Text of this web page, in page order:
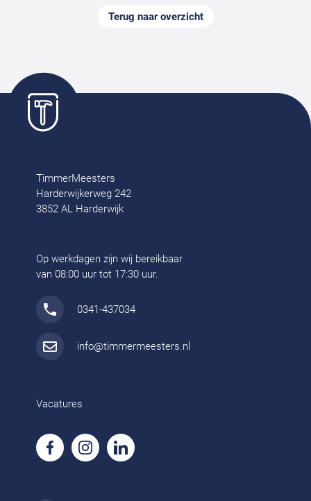
Terug naar overzicht
TimmerMeesters
Harderwijkerweg 242
3852 AL Harderwijk
Op werkdagen zijn wij bereikbaar
van 08:00 uur tot 17:30 uur.
0341-437034
info@timmermeesters.nl
Vacatures